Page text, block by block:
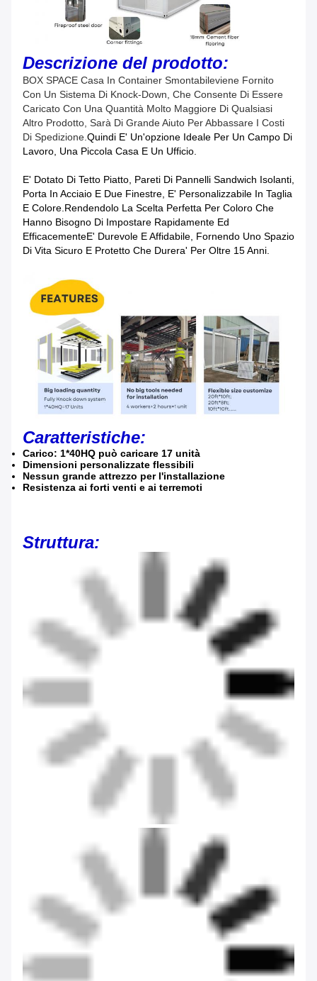
Descrizione del prodotto:
BOX SPACE Casa In Container SmontabileViene Fornito
Con Un Sistema Di Knock-Down, Che Consente Di Essere
Caricato Con Una Quantità Molto Maggiore Di Qualsiasi
Altro Prodotto, Sarà Di Grande Aiuto Per Abbassare I Costi
Di Spedizione. Quindi E' Un'opzione Ideale Per Un Campo Di
Lavoro, Una Piccola Casa E Un Ufficio.
E' Dotato Di Tetto Piatto, Pareti Di Pannelli Sandwich Isolanti,
Porta In Acciaio E Due Finestre, E' Personalizzabile In Taglia
E Colore.rendendolo La Scelta Perfetta Per Coloro Che
Hanno Bisogno Di Impostare Rapidamente Ed
EfficacementeE' Durevole E Affidabile, Fornendo Uno Spazio
Di Vita Sicuro E Protetto Che Durera' Per Oltre 15 Anni.
Caratteristiche:
Carico: 1*40HQ può caricare 17 unità
Dimensioni personalizzate flessibili
Nessun grande attrezzo per l'installazione
Resistenza ai forti venti e ai terremoti
Struttura: